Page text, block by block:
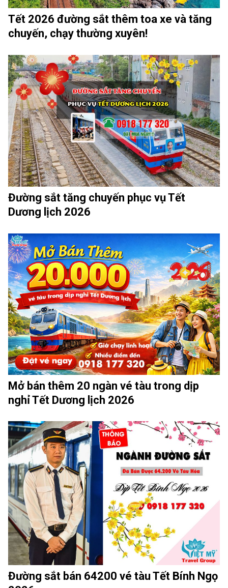
Tết 2026 đường sắt thêm toa xe và tăng
chuyến, chạy thường xuyên!
Đường sắt tăng chuyến phục vụ Tết
Dương lịch 2026
Mở bán thêm 20 ngàn vé tàu trong dịp
nghỉ Tết Dương lịch 2026
Đường sắt bán 64200 vé tàu Tết Bính Ngọ